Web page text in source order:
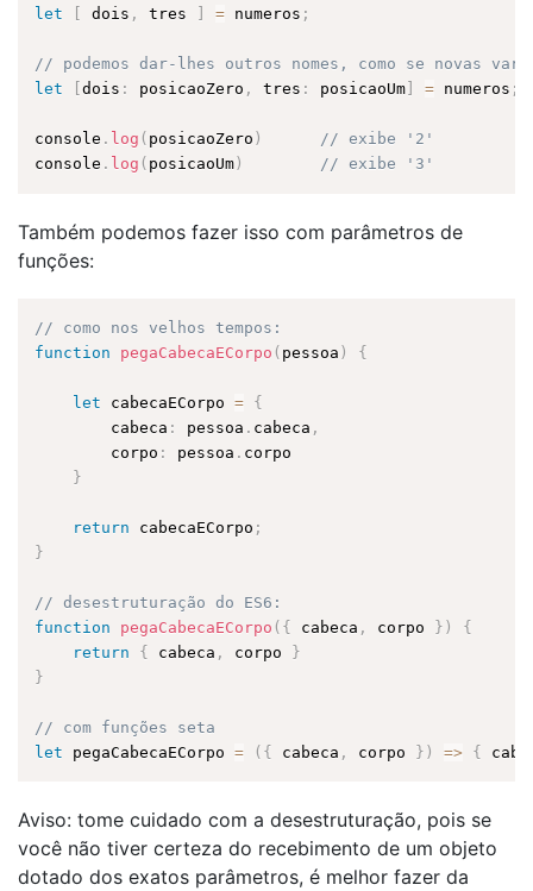
let
dois , tres = numeros ;
// podemos dar-lhes outros nomes, como se novas
let
[dois : posicaoZero , tres : posicaoUm = numeros ;
console . log ( posicaoZero )
// exibe '2'
console . log ( posicaoUm ) // exibe '3'
Também podemos fazer isso com parâmetros de
funções:
// como nos velhos tempos:
function
pegaCabecaECorpo ( pessoa ) {
let cabecaECorpo = {
        cabeca
: pessoa . cabeca ,
        corpo
: pessoa . corpo
}
return cabecaECorpo ;
}
// desestruturação do ES6:
function
pegaCabecaECorpo ( { cabeca , corpo } )
{
return
{ cabeca , corpo
}
}
// com funções seta
let pegaCabecaECorpo = ( { cabeca , corpo } ) => {
Aviso: tome cuidado com a desestruturação, pois se
você não tiver certeza do recebimento de um objeto
dotado dos exatos parâmetros, é melhor fazer da